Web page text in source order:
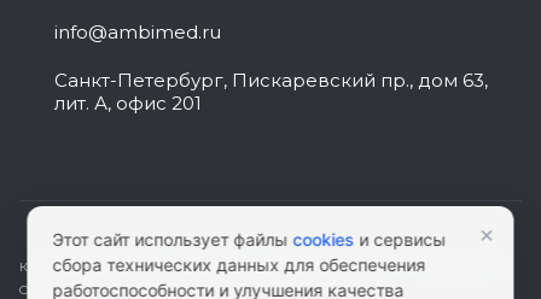
info@ambimed.ru
Санкт-Петербург, Пискаревский пр., дом 63,
лит. А, офис 201
КАРТА САЙТА|ПОЛИТИКА КОНФИДЕНЦИАЛЬНОСТИ|СОГЛАСИЕ НА
ОБРАБОТКУ ПЕРСОНАЛЬНЫХ ДАННЫХ
Этот сайт использует файлыcookies и сервисы
сбора технических данных для обеспечения
работоспособности и улучшения качества
×